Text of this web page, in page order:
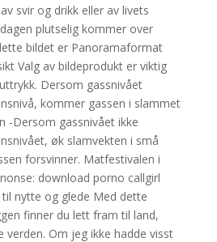
svir og drikk eller av livets
plutselig kommer over
bildet er Panoramaformat
Valg av bildeprodukt er viktig
Dersom gassnivået
kommer gassen i slammet
-Dersom gassnivået ikke
øk slamvekten i små
forsvinner. Matfestivalen i
download porno callgirl
nytte og glede Med dette
finner du lett fram til land,
verden. Om jeg ikke hadde visst